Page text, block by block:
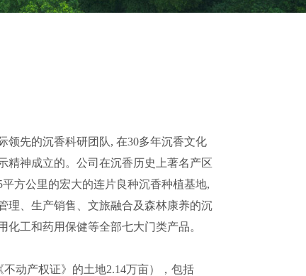
领先的沉香科研团队, 在30多年沉香文化
公司在沉香历史上著名产区
大的连片良种沉香种植基地,
、文旅融合及森林康养的沉
健等全部七大门类产品。
的土地2.14万亩），包括